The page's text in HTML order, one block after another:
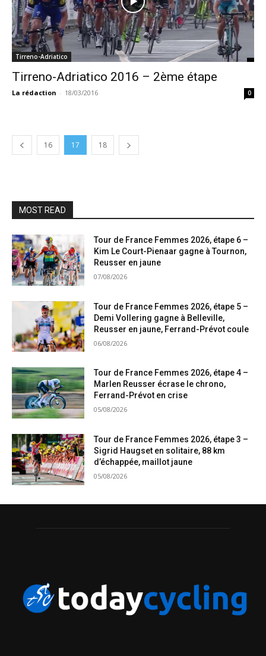
Tirreno-Adriatico
Tirreno-Adriatico 2016 – 2ème étape
La rédaction - 18/03/2016 0
16 17 18
MOST READ
Tour de France Femmes 2026, étape 6 –
Kim Le Court-Pienaar gagne à Tournon,
Reusser en jaune
07/08/2026
Tour de France Femmes 2026, étape 5 –
Demi Vollering gagne à Belleville,
Reusser en jaune, Ferrand-Prévot coule
06/08/2026
Tour de France Femmes 2026, étape 4 –
Marlen Reusser écrase le chrono,
Ferrand-Prévot en crise
05/08/2026
Tour de France Femmes 2026, étape 3 –
Sigrid Haugset en solitaire, 88 km
d’échappée, maillot jaune
05/08/2026